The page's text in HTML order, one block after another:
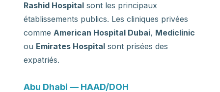
Rashid Hospital sont les principaux
établissements publics. Les cliniques privées
comme American Hospital Dubai, Mediclinic
ou Emirates Hospital sont prisées des
expatriés.
Abu Dhabi — HAAD/DOH